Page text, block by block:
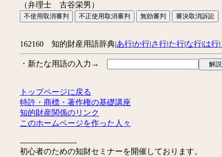
（弁理士 古谷栄男）
162160 知的財産用語辞典|あ行|か行|さ行|た行|な行|は行|
・新たな用語の入力→
トップページに戻る
特許・商標・著作権の基礎講座
知的財産関係のリンク
このホームページを作った人々
-----------------------
初心者のための知財セミナーを開催しております。